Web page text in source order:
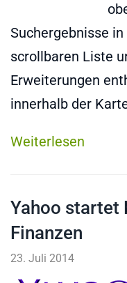
Suchergebnisse
scrollbaren Liste
Erweiterungen
innerhalb der
Weiterlesen
Yahoo startet
Finanzen
23. Juli 2014